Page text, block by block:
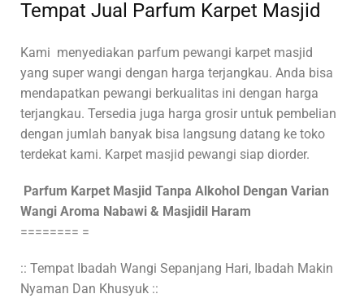
Tempat Jual Parfum Karpet Masjid
Kami menyediakan parfum pewangi karpet masjid
yang super wangi dengan harga terjangkau. Anda bisa
mendapatkan pewangi berkualitas ini dengan harga
terjangkau. Tersedia juga harga grosir untuk pembelian
dengan jumlah banyak bisa langsung datang ke toko
terdekat kami. Karpet masjid pewangi siap diorder.
Parfum Karpet Masjid Tanpa Alkohol Dengan Varian
Wangi Aroma Nabawi & Masjidil Haram
======== =
:: Tempat Ibadah Wangi Sepanjang Hari, Ibadah Makin
Nyaman Dan Khusyuk ::